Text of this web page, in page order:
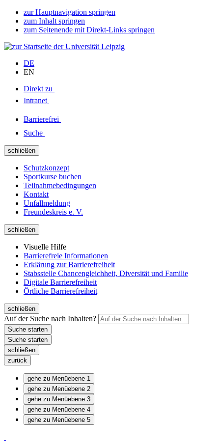
zur Hauptnavigation springen
zum Inhalt springen
zum Seitenende mit Direkt-Links springen
DE
EN
Direkt zu
Intranet
Barrierefrei
Suche
schließen
Schutzkonzept
Sportkurse buchen
Teilnahmebedingungen
Kontakt
Unfallmeldung
Freundeskreis e. V.
schließen
Visuelle Hilfe
Barrierefreie Informationen
Erklärung zur Barrierefreiheit
Stabsstelle Chancengleichheit, Diversität und Familie
Digitale Barrierefreiheit
Örtliche Barrierefreiheit
schließen
Auf der Suche nach Inhalten?
schließen
zurück
gehe zu Menüebene 1
gehe zu Menüebene 2
gehe zu Menüebene 3
gehe zu Menüebene 4
gehe zu Menüebene 5